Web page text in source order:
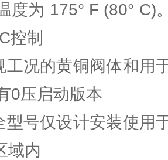
度为 175° F (80° C)
控制
工况的黄铜阀体和用
0压启动版本
型号仅设计安装使用
域内